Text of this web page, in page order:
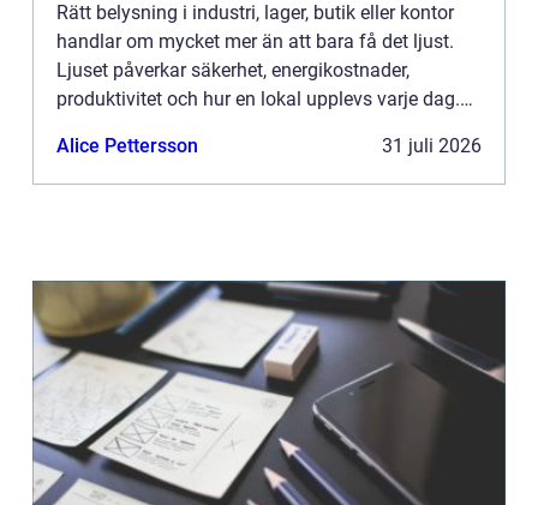
Rätt belysning i industri, lager, butik eller kontor
handlar om mycket mer än att bara få det ljust.
Ljuset påverkar säkerhet, energikostnader,
produktivitet och hur en lokal upplevs varje dag.
Belysningsföretag St...
Alice Pettersson 31 juli 2026